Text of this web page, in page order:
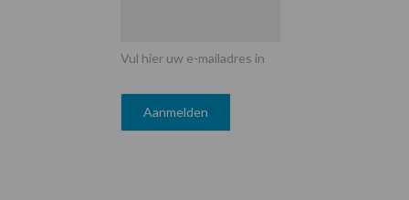
Vul hier uw e-mailadres in